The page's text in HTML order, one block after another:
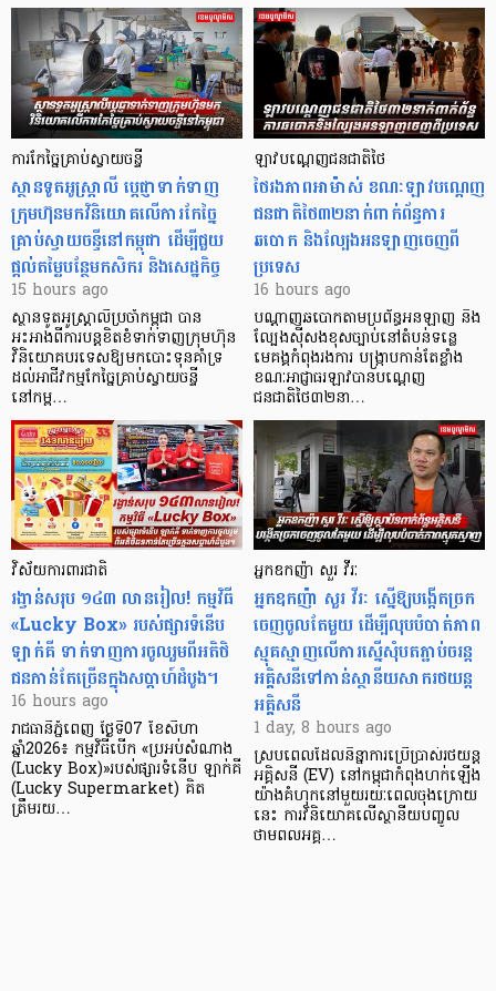
ការកែច្នៃគ្រាប់ស្វាយចន្ទី
ស្ថានទូតអូស្ត្រាលី ប្តេជ្ញាទាក់ទាញ
ក្រុមហ៊ុនមក​វិនិយោគលើការកែច្នៃ
គ្រាប់ស្វាយចន្ទីនៅកម្ពុជា ដើម្បីជួយ
ផ្តល់តម្លៃបន្ថែមកសិករ និងសេដ្ឋកិច្ច
15 hours ago
ស្ថានទូតអូស្ត្រាលីប្រចាំកម្ពុជា បាន
អះអាងពីការបន្តខិតខំទាក់ទាញក្រុមហ៊ុន
វិនិយោគបរទេសឱ្យមកបោះទុនគាំទ្រ
ដល់អាជីវកម្មកែច្នៃគ្រាប់ស្វាយចន្ទី
នៅកម្ព…
ឡាវបណ្តេញជនជាតិថៃ
ថៃរងភាពអាម៉ាស់ ខណៈឡាវបណ្តេញ
ជនជាតិថៃ៣២នាក់ពាក់ព័ន្ធការ
ឆបោក និងល្បែងអនឡាញចេញពី
ប្រទេស
16 hours ago
បណ្តាញឆបោកតាមប្រព័ន្ធអនឡាញ និង
ល្បែងស៊ីសងខុសច្បាប់នៅតំបន់ទន្លេ
មេគង្គកំពុងរងការ បង្ក្រាប​កាន់តែខ្លាំង
ខណៈអាជ្ញាធរឡាវបានបណ្តេញ
ជនជាតិថៃ៣២នា…
វិស័យការពារជាតិ
រង្វាន់សរុប ១៤៣ លានរៀល! កម្មវិធី
«Lucky Box» របស់ផ្សារទំនើប
ឡាក់គី ទាក់ទាញការចូលរួមពីអតិថិ
ជនកាន់តែច្រើនក្នុងសប្តាហ៍ដំបូង។
16 hours ago
រាជធានីភ្នំពេញ ថ្ងៃទី07 ខែសីហា
ឆ្នាំ2026៖ កម្មវិធីបើក «ប្រអប់សំណាង
(Lucky Box)»របស់ផ្សារទំនើប ឡាក់គី
(Lucky Supermarket) គិត
ត្រឹមរយ…
អ្នកឧកញ៉ា សួរ វីរៈ
អ្នកឧកញ៉ា សួរ វីរៈ ស្នើឱ្យបង្កើតច្រក
ចេញចូលតែមួយ ដើម្បីលុបបំបាត់ភាព
ស្មុគស្មាញលើការស្នើសុំបតភ្ជាប់ចរន្ត
អគ្គិសនីទៅកាន់ស្ថានីយសាករថយន្ត
អគ្គិសនី
1 day, 8 hours ago
ស្របពេលដែលនិន្នាការប្រើប្រាស់រថយន្ត
អគ្គិសនី (EV) នៅកម្ពុជាកំពុងហក់ឡើង
យ៉ាងគំហុកនៅមួយរយៈពេលចុងក្រោយ
នេះ ការវិនិយោគលើស្ថានីយបញ្ចូល
ថាមពលអគ្គ…